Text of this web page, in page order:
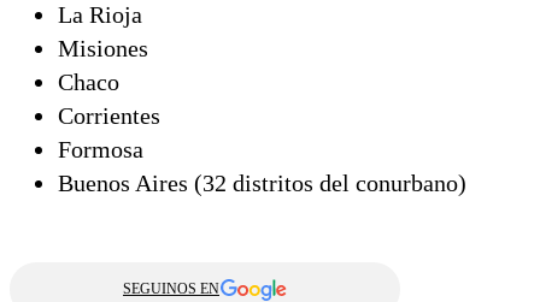
La Rioja
Misiones
Chaco
Corrientes
Formosa
Buenos Aires (32 distritos del conurbano)
SEGUINOS EN